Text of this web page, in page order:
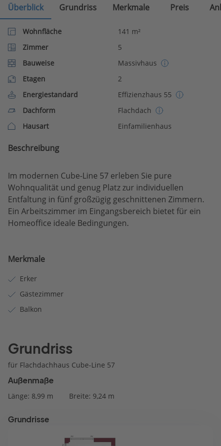
Überblick Grundriss Merkmale Preis
Wohnfläche
141 m²
Zimmer
5
Bauweise
Massivhaus
Etagen
2
Energiestandard
Effizienzhaus 55
Dachform
Flachdach
Hausart
Einfamilienhaus
Beschreibung
Im modernen Cube-Line 57 erleben Sie pure
Wohnqualität und genug Platz zur individuellen
Entfaltung in fünf großzügig geschnittenen Zimmern.
Ein Arbeitszimmer im Eingangsbereich bietet für ein
Homeoffice ideale Bedingungen.
Merkmale
Erker
Gästezimmer
Balkon
Grundriss
für Flachdachhaus Cube-Line 57
Außenmaße
Länge: 8,99 m Breite: 9,24 m
Grundrisse